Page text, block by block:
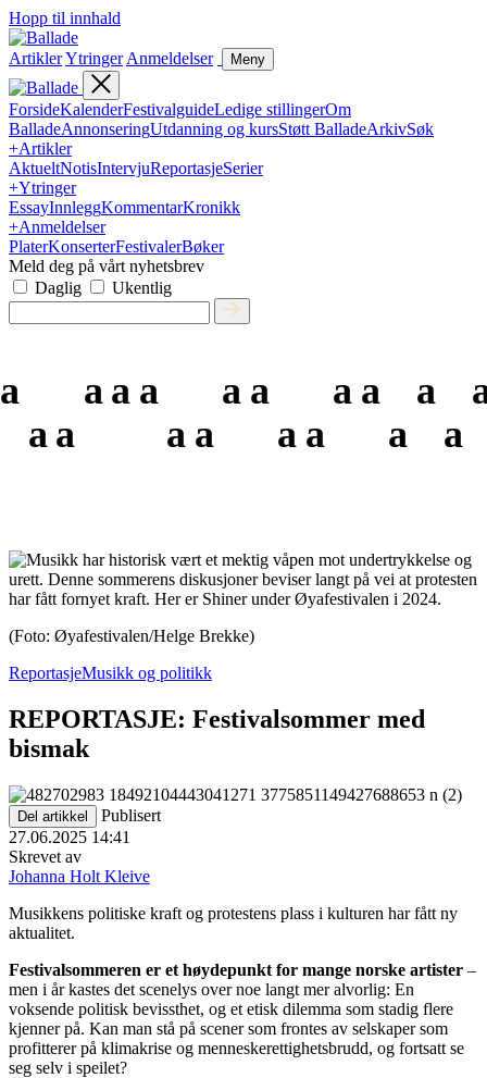
Hopp til innhald
ArtiklerYtringer Anmeldelser Meny
ForsideKalenderFestivalguideLedige stillingerOm
BalladeAnnonseringUtdanning og kursStøtt BalladeArkivSøk
+Artikler
AktueltNotisIntervjuReportasjeSerier
+Ytringer
EssayInnleggKommentarKronikk
+Anmeldelser
PlaterKonserterFestivalerBøker
Meld deg på vårt nyhetsbrev
Daglig
Ukentlig
a a a
(Foto: Øyafestivalen/Helge Brekke)
ReportasjeMusikk og politikk
REPORTASJE: Festivalsommer med
bismak
Del artikkel
Publisert
27.06.2025 14:41
Skrevet av
Johanna Holt Kleive
Musikkens politiske kraft og protestens plass i kulturen har fått ny
aktualitet.
Festivalsommeren er et høydepunkt for mange norske artister –
men i år kastes det scenelys over noe langt mer alvorlig: En
voksende politisk bevissthet, og et etisk dilemma som stadig flere
kjenner på. Kan man stå på scener som frontes av selskaper som
profitterer på klimakrise og menneskerettighetsbrudd, og fortsatt se
seg selv i speilet?